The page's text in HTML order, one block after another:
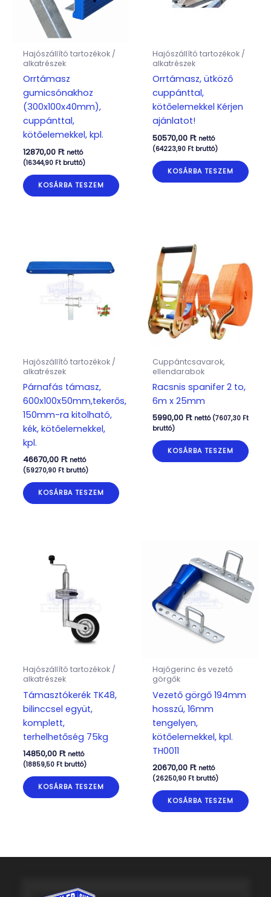
Hajószállító tartozékok /
alkatrészek
Orrtámasz
gumicsónakhoz
(300x100x40mm),
cuppánttal,
kötőelemekkel, kpl.
12870,00 Ft nettó
(16344,90 Ftbruttó)
KOSÁRBA TESZEM
Hajószállító tartozékok /
alkatrészek
Orrtámasz, ütköző
cuppánttal,
kötőelemekkel Kérjen
ajánlatot!
50570,00 Ft nettó
(64223,90 Ftbruttó)
KOSÁRBA TESZEM
Hajószállító tartozékok /
alkatrészek
Párnafás támasz,
600x100x50mm,tekerős,
150mm-ra kitolható,
kék, kötőelemekkel,
kpl.
46670,00 Ft nettó
(59270,90 Ftbruttó)
KOSÁRBA TESZEM
Cuppántcsavarok,
ellendarabok
Racsnis spanifer 2 to,
6m x 25mm
5990,00 Ft nettó (7607,30 Ft
bruttó)
KOSÁRBA TESZEM
Hajószállító tartozékok /
alkatrészek
Támasztókerék TK48,
bilinccsel együt,
komplett,
terhelhetőség 75kg
14850,00 Ft nettó
(18859,50 Ftbruttó)
KOSÁRBA TESZEM
Hajógerinc és vezető
görgők
Vezető görgő 194mm
hosszú, 16mm
tengelyen,
kötőelemekkel, kpl.
TH0011
20670,00 Ft nettó
(26250,90 Ftbruttó)
KOSÁRBA TESZEM